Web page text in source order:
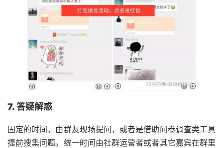
7. 答疑解惑
固定的时间，由群友现场提问，或者是借助问卷调查类工具
提前搜集问题。统一时间由社群运营者或者其它嘉宾在群里